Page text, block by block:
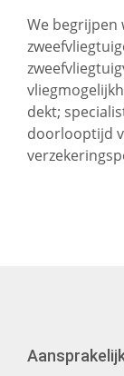
We begrijpen
dekt;
doorlooptijd